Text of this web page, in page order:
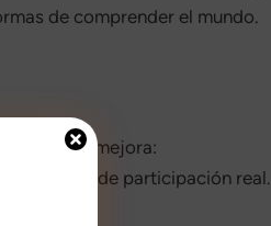
de comprender el mundo.
la vida mejora:
de participación real.